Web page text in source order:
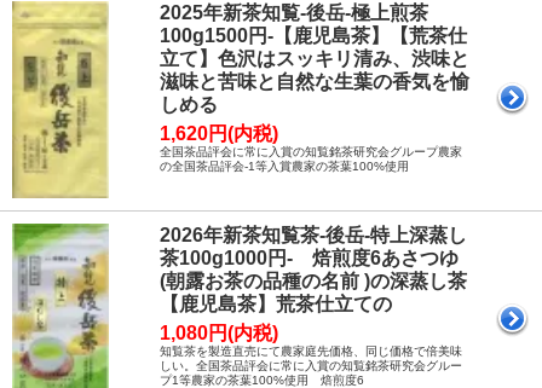
2025年新茶知覧-後岳-極上煎茶
100g1500円-【鹿児島茶】【荒茶仕
立て】色沢はスッキリ清み、渋味と
滋味と苦味と自然な生葉の香気を愉
しめる
1,620円(内税)
全国茶品評会に常に入賞の知覧銘茶研究会グループ農家
の全国茶品評会-1等入賞農家の茶葉100%使用
2026年新茶知覧茶-後岳-特上深蒸し
茶100g1000円- 焙煎度6あさつゆ
(朝露お茶の品種の名前 )の深蒸し茶
【鹿児島茶】荒茶仕立ての
1,080円(内税)
知覧茶を製造直売にて農家庭先価格、同じ価格で倍美味
しい。全国茶品評会に常に入賞の知覧銘茶研究会グルー
プ1等農家の茶葉100%使用 焙煎度6